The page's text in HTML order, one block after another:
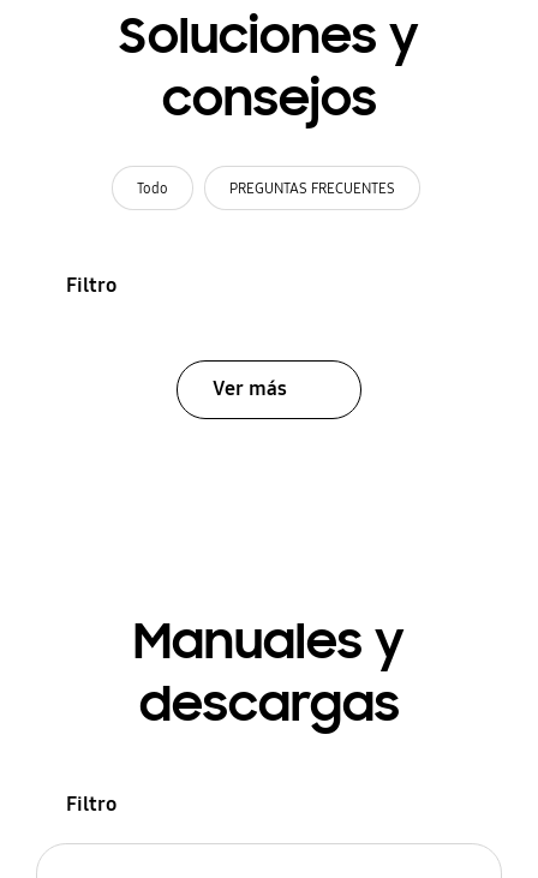
Soluciones y
consejos
Todo PREGUNTAS FRECUENTES
Filtro
Ver más
Manuales y
descargas
Filtro